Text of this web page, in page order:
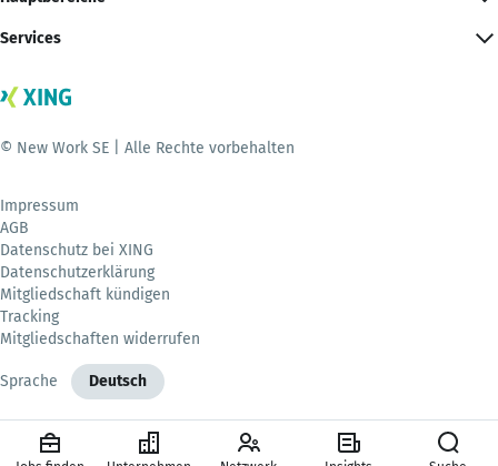
Services
© New Work SE | Alle Rechte vorbehalten
Impressum
AGB
Datenschutz bei XING
Datenschutzerklärung
Mitgliedschaft kündigen
Tracking
Mitgliedschaften widerrufen
Sprache Deutsch